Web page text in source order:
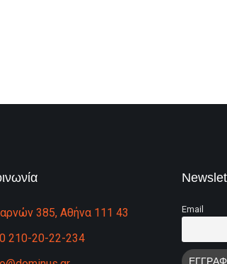
385, Αθήνα 111 43
210-20-22-234
Email